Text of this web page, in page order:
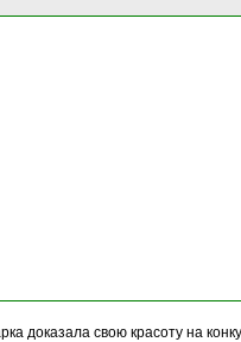
доказала свою красоту на